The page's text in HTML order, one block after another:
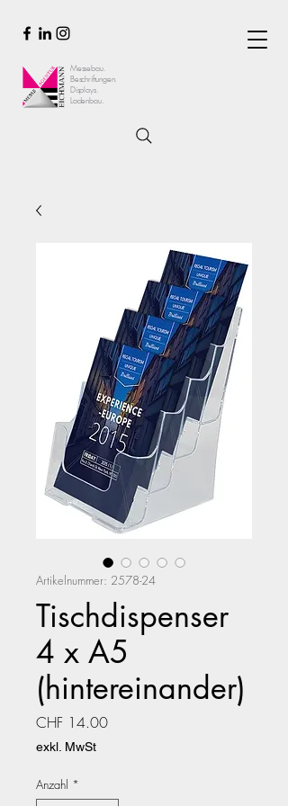
Messebau.
Beschriftungen.
Displays.
Ladenbau.
Artikelnummer: 2578-24
Tischdispenser
4 x A5
(hintereinander)
CHF 14.00Preis
exkl. MwSt
Anzahl *